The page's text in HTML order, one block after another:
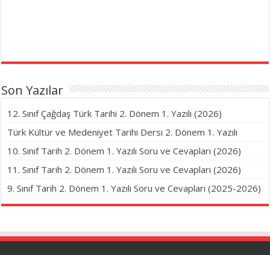
Son Yazılar
12. Sınıf Çağdaş Türk Tarihi 2. Dönem 1. Yazılı (2026)
Türk Kültür ve Medeniyet Tarihi Dersi 2. Dönem 1. Yazılı
10. Sınıf Tarih 2. Dönem 1. Yazılı Soru ve Cevapları (2026)
11. Sınıf Tarih 2. Dönem 1. Yazılı Soru ve Cevapları (2026)
9. Sınıf Tarih 2. Dönem 1. Yazılı Soru ve Cevapları (2025-2026)